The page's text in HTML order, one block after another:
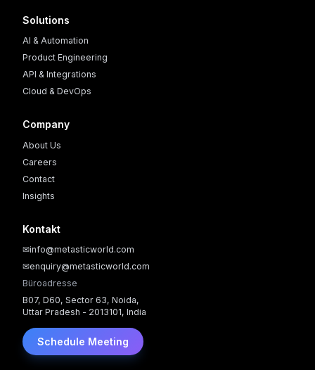
Solutions
AI & Automation
Product Engineering
API & Integrations
Cloud & DevOps
Company
About Us
Careers
Contact
Insights
Kontakt
✉info@metasticworld.com
✉enquiry@metasticworld.com
Büroadresse
B07, D60, Sector 63, Noida,
Uttar Pradesh - 2013101, India
Schedule Meeting